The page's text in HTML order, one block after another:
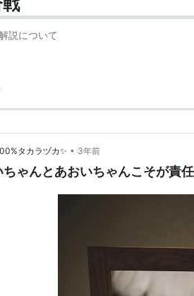
説について
タカラヅカ✨ • 3年前
ちゃんとあおいちゃんこそが責